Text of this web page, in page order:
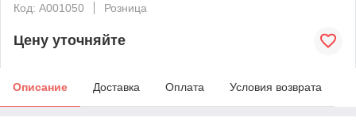
Код: А001050
Розница
Цену уточняйте
Описание Доставка Оплата Условия возврата